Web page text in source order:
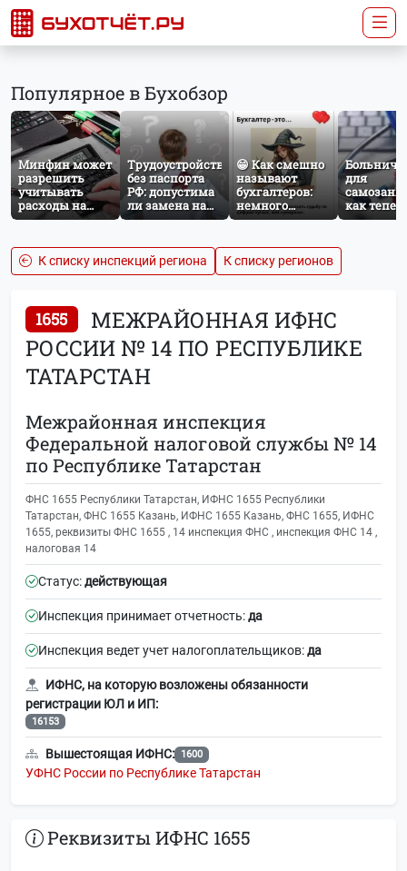
Популярное в Бухобзор
Минфин может
разрешить
учитывать
расходы на
защиту от
расчёте налога
на прибыль
Трудоустройство
без паспорта
РФ: допустима
ли замена на
загранпаспорт?
😁 Как смешно
называют
бухгалтеров:
немного
профессионального
для
как
работает
К списку инспекций региона К списку регионов
1655
МЕЖРАЙОННАЯ ИФНС
РОССИИ № 14 ПО РЕСПУБЛИКЕ
ТАТАРСТАН
Межрайонная инспекция
Федеральной налоговой службы № 14
по Республике Татарстан
ФНС 1655 Республики Татарстан, ИФНС 1655 Республики
Татарстан, ФНС 1655 Казань, ИФНС 1655 Казань, ФНС 1655, ИФНС
1655, реквизиты ФНС 1655 , 14 инспекция ФНС , инспекция ФНС 14 ,
налоговая 14
Статус:действующая
Инспекция принимает отчетность:да
Инспекция ведет учет налогоплательщиков:да
ИФНС, на которую возложены обязанности
регистрации ЮЛ и ИП:
16153
Вышестоящая ИФНС: 1600
УФНС России по Республике Татарстан
Реквизиты ИФНС 1655